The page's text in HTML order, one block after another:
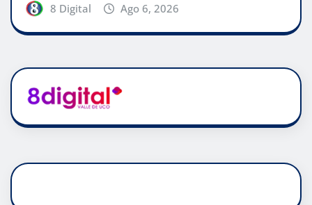
8 Digital Ago 6, 2026